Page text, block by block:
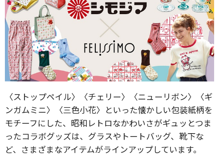
〈ストップペイル〉〈チェリー〉〈ニューリボン〉〈ギ
ンガムミニ〉〈三色小花〉といった懐かしい包装紙柄を
モチーフにした、昭和レトロなかわいさがギュッとつま
ったコラボグッズは、グラスやトートバッグ、靴下な
ど、さまざまなアイテムがラインアップしています。